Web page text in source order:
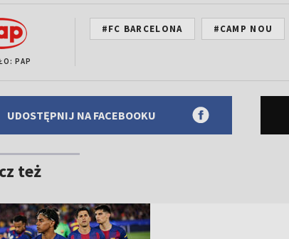
PAP
#FC BARCELONA #CAMP NOU
UDOSTĘPNIJ NA FACEBOOKU
też